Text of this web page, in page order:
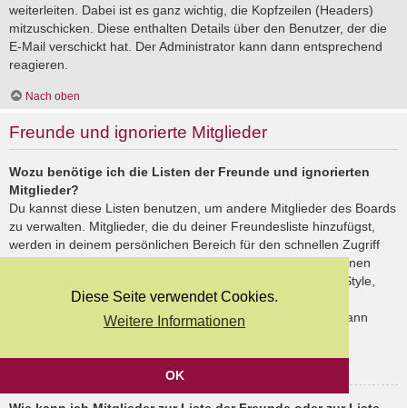
Diese Seite verwendet Cookies.
Weitere Informationen
OK
weiterleiten. Dabei ist es ganz wichtig, die Kopfzeilen (Headers)
mitzuschicken. Diese enthalten Details über den Benutzer, der die
E-Mail verschickt hat. Der Administrator kann dann entsprechend
reagieren.
Nach oben
Freunde und ignorierte Mitglieder
Wozu benötige ich die Listen der Freunde und ignorierten
Mitglieder?
Du kannst diese Listen benutzen, um andere Mitglieder des Boards
zu verwalten. Mitglieder, die du deiner Freundesliste hinzufügst,
werden in deinem persönlichen Bereich für den schnellen Zugriff
aufgelistet. Du siehst dort deren Onlinestatus und kannst ihnen
schnell eine Private Nachricht senden. Abhängig von dem Style,
den du verwendest, können Beiträge deiner Freunde auch
hervorgehoben sein. Wenn du einen Benutzer ignorierst, dann